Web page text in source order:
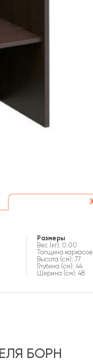
Размеры
Вес (кг): 0.00
Толщина
Высота (см): 77
Глубина (см): 44
Ширина (см): 48
БОРН